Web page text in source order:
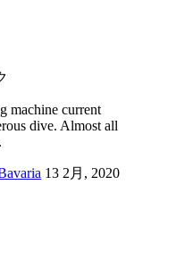
machine current
dive. Almost all
13 2月, 2020